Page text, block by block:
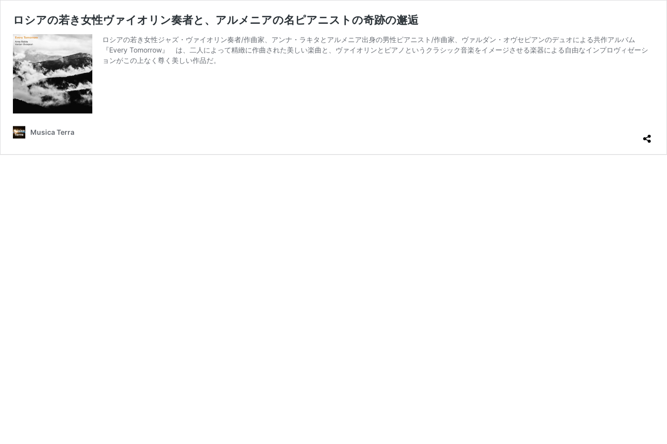
ロシアの若き女性ヴァイオリン奏者と、アルメニアの名ピアニストの奇跡の邂逅
ロシアの若き女性ジャズ・ヴァイオリン奏者/作曲家、アンナ・ラキタとアルメニア出身の男性ピアニスト/作曲家、ヴァルダン・オヴセピアンのデュオによる共作アルバム
『Every Tomorrow』 は、二人によって精緻に作曲された美しい楽曲と、ヴァイオリンとピアノというクラシック音楽をイメージさせる楽器による自由なインプロヴィゼーシ
ョンがこの上なく尊く美しい作品だ。
Musica Terra